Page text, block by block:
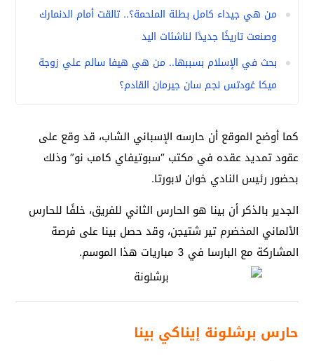
من هي جيداء كامل بطلة الملحمة؟.. تالقت أمام الدنمارك
وصنعت تاريخًا جديدًا لناشئات اليد
بحث في الإسلام بسببها.. من هي هيفا سالم علي زوجة
ميكا غودتس نجم سان جيرمان القادم؟
كما أوضح الموقع أن حارسه الإسباني الشاب، قد وقع على
عقود تمديد عقده في مكتب “سبوتيفاي كامب نو” وذلك
بحضور رئيس النادي خوان لابورتا.
الجدير بالذكر أن بينا هو الحارس الثاني للفريق، خلفًا للحارس
الألماني المخضرم تير شتيجن، وقد حصل بينا على فرصة
المشاركة مع البارسا في 3 مباريات هذا الموسم.
حارس برشلونة إيناكي بينا